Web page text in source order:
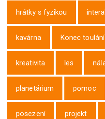
hrátky s fyzikou
kavárna Konec toulání
kreativita les
planetárium pomoc
posezení projekt